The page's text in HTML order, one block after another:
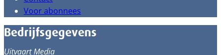
Voor abonnees
Bedrijfsgegevens
Uitvaart Media